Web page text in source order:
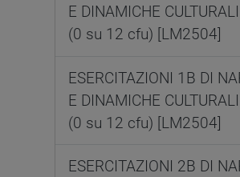
E DINAMICHE
(0 su 12 cfu) [LM2504]
ESERCITAZIONI 1B DI
E DINAMICHE
(0 su 12 cfu) [LM2504]
ESERCITAZIONI 2B DI